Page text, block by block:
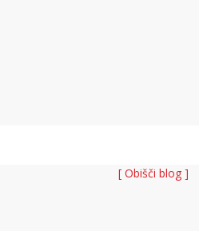
[ Obišči blog ]